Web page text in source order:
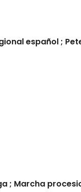
español ;
; Marcha